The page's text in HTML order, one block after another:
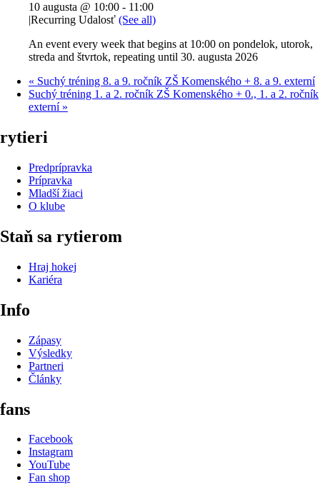
10 augusta @ 10:00 - 11:00
|Recurring Udalosť (See all)
An event every week that begins at 10:00 on pondelok, utorok,
streda and štvrtok, repeating until 30. augusta 2026
« Suchý tréning 8. a 9. ročník ZŠ Komenského + 8. a 9. externí
Suchý tréning 1. a 2. ročník ZŠ Komenského + 0., 1. a 2. ročník
externí »
rytieri
Predprípravka
Prípravka
Mladší žiaci
O klube
Staň sa rytierom
Hraj hokej
Kariéra
Info
Zápasy
Výsledky
Partneri
Články
fans
Facebook
Instagram
YouTube
Fan shop